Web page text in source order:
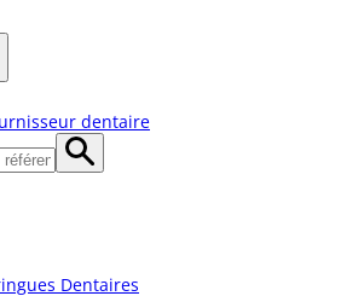
dentaire
Dentaires